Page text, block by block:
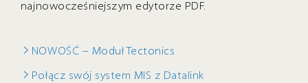
najnowocześniejszym edytorze PDF.
NOWOŚĆ – Moduł Tectonics
Połącz swój system MIS z Datalink